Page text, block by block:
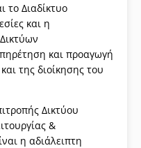
το Διαδίκτυο
και η
και προαγωγή
της διοίκησης του
Δικτύου
&
η αδιάλειπτη